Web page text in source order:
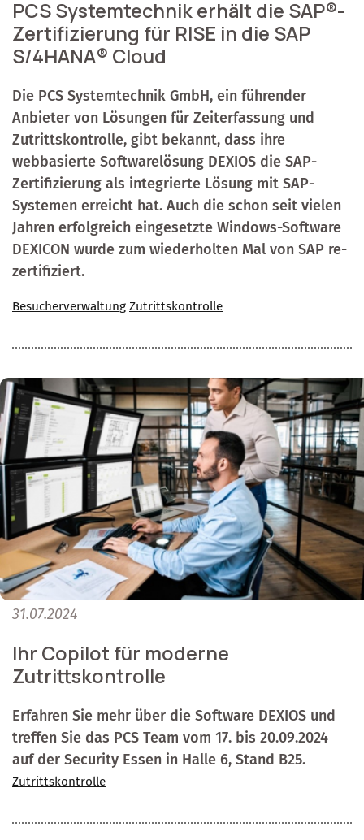
PCS Systemtechnik erhält die SAP®-
Zertifizierung für RISE in die SAP
S/4HANA® Cloud
Die PCS Systemtechnik GmbH, ein führender
Anbieter von Lösungen für Zeiterfassung und
Zutrittskontrolle, gibt bekannt, dass ihre
webbasierte Softwarelösung DEXIOS die SAP-
Zertifizierung als integrierte Lösung mit SAP-
Systemen erreicht hat. Auch die schon seit vielen
Jahren erfolgreich eingesetzte Windows-Software
DEXICON wurde zum wiederholten Mal von SAP re-
zertifiziert.
Besucherverwaltung Zutrittskontrolle
31.07.2024
Ihr Copilot für moderne
Zutrittskontrolle
Erfahren Sie mehr über die Software DEXIOS und
treffen Sie das PCS Team vom 17. bis 20.09.2024
auf der Security Essen in Halle 6, Stand B25.
Zutrittskontrolle